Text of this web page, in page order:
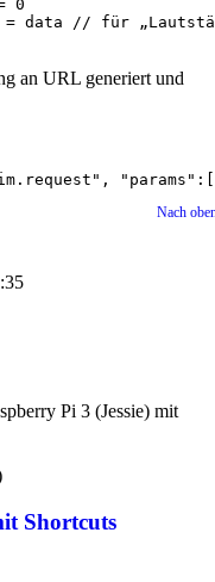
= data // für
an URL generiert und
Nach
Pi 3 (Jessie) mit
Shortcuts